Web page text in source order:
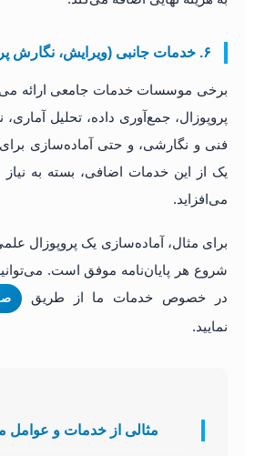
۶. خدمات جانبی (ویرایش، نگارش پروپوزال، دفاع)
برخی موسسات خدمات جامعی ارائه
پروپوزال، جمع‌آوری داده، تحلیل
فنی و نگارشی، و حتی آماده‌سازی
یک از این خدمات اضافی، بسته به نیاز
می‌افزاید.
برای مثال، آماده‌سازی یک پروپوزال
شروع هر پایان‌نامه موفق است.
در خصوص خدمات ما از طریق
نمایید.
مثالی از خدمات و عوامل